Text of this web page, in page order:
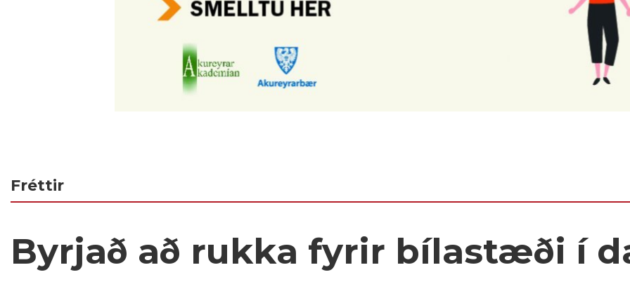
Fréttir
Byrjað að rukka fyrir bílastæði í